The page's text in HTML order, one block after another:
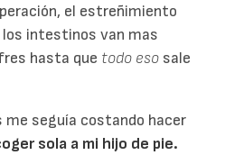
el estreñimiento
los intestinos van mas
hasta que todo eso sale
me seguía costando hacer
sola a mi hijo de pie.